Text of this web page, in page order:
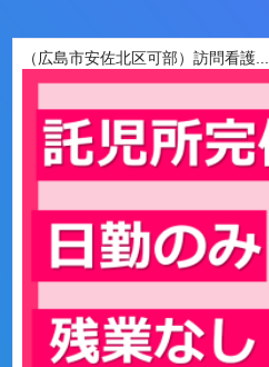
（広島市安佐北区可部）訪問看護...